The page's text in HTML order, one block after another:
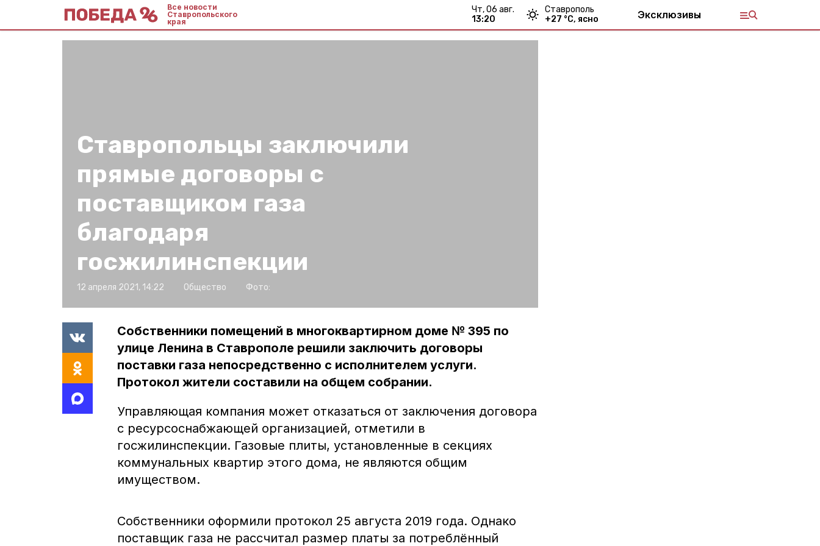
Все новости
Ставропольского
края
чт, 06 авг.
13:20
Ставрополь
+27 °С, ясно Эксклюзивы
Ставропольцы заключили
прямые договоры с
поставщиком газа
благодаря
госжилинспекции
12 апреля 2021, 14:22 Общество Фото:
Собственники помещений в многоквартирном доме № 395 по
улице Ленина в Ставрополе решили заключить договоры
поставки газа непосредственно с исполнителем услуги.
Протокол жители составили на общем собрании.
Управляющая компания может отказаться от заключения договора
с ресурсоснабжающей организацией, отметили в
госжилинспекции. Газовые плиты, установленные в секциях
коммунальных квартир этого дома, не являются общим
имуществом.
Собственники оформили протокол 25 августа 2019 года. Однако
поставщик газа не рассчитал размер платы за потреблённый